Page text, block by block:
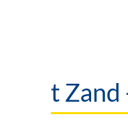
t Zand